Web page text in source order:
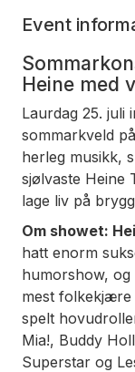
Event
Heine med
Laurdag 25. juli
sommarkveld
herleg musikk,
sjølvaste Heine
lage liv på
Om showet:
hatt enorm
humorshow, og
mest folkekjære
spelt
Mia!, Buddy
Superstar og